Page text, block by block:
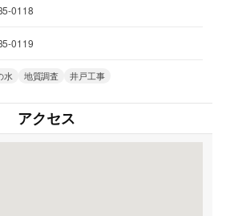
0118
0119
水 地質調査 井戸工事
アクセス